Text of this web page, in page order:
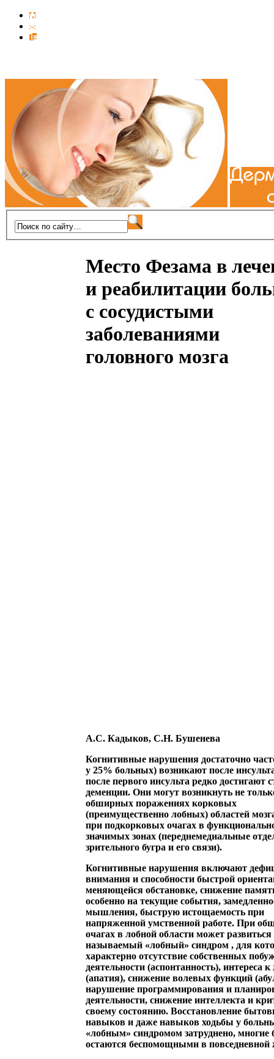
Место Фезама в
и реабилитации
с сосудистыми
заболеваниями
головного мозга
А.С. Кадыков, С.Н. Бушенева
Когнитивные нарушения достаточно
у 25% больных) возникают после
после первого инсульта редко достигают
деменции. Они могут возникнуть не
обширных поражениях корковых
(преимущественно лобных) областей
при подкорковых очагах в
значимых зонах (переднемедиальные
зрительного бугра и его связи).
Когнитивные нарушения включают
внимания и способности быстрой
меняющейся обстановке, снижение
особенно на текущие события,
мышления, быструю истощаемость при
напряженной умственной работе. При
очагах в лобной области может развиться
называемый «лобный» синдром , для
характерно отсутствие собственных
деятельности (аспонтанность), интереса
(апатия), снижение волевых функций
нарушение программирования и
деятельности, снижение интеллекта и
своему состоянию. Восстановление
навыков и даже навыков ходьбы у
«лобным» синдромом затруднено, многие
остаются беспомощными в повседневной